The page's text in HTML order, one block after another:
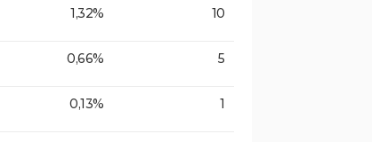
1,32% 10
0,66% 5
0,13% 1